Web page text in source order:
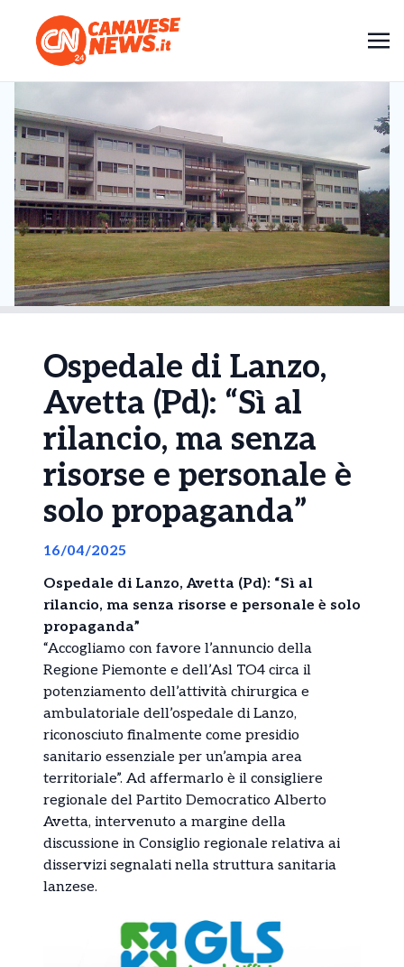
Ospedale di Lanzo,
Avetta (Pd): “Sì al
rilancio, ma senza
risorse e personale è
solo propaganda”
16/04/2025
Ospedale di Lanzo, Avetta (Pd): “Sì al
rilancio, ma senza risorse e personale è solo
propaganda”
“Accogliamo con favore l’annuncio della
Regione Piemonte e dell’Asl TO4 circa il
potenziamento dell’attività chirurgica e
ambulatoriale dell’ospedale di Lanzo,
riconosciuto finalmente come presidio
sanitario essenziale per un’ampia area
territoriale”. Ad affermarlo è il consigliere
regionale del Partito Democratico Alberto
Avetta, intervenuto a margine della
discussione in Consiglio regionale relativa ai
disservizi segnalati nella struttura sanitaria
lanzese.